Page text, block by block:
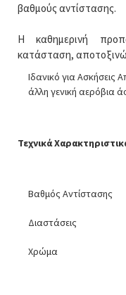
βαθμούς αντίστασης.
Η καθημερινή
κατάσταση,
Ιδανικό για
άλλη γενική αερόβια
Τεχνικά
Βαθμός Αντίστασης
Διαστάσεις
Χρώμα